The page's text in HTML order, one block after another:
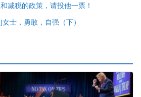
减税的政策，请投他一票！
士，勇敢，自强（下）